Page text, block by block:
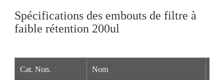
Spécifications des embouts de filtre à
faible rétention 200ul
Cat. Non. Nom